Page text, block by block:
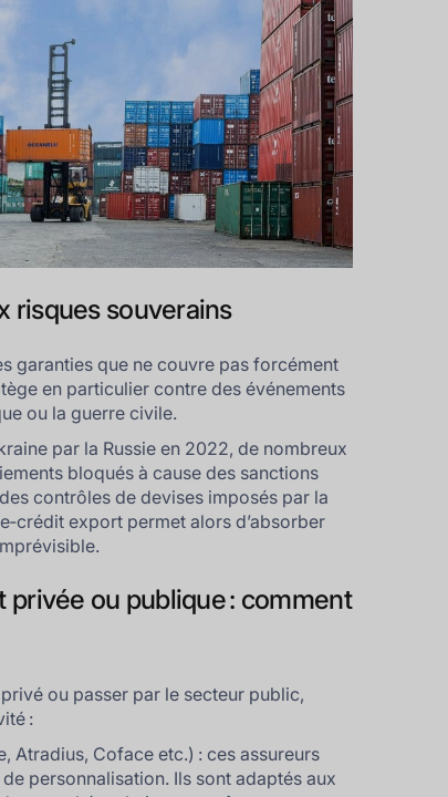
risques souverains
garanties que ne couvre pas forcément
en particulier contre des événements
ou la guerre civile.
par la Russie en 2022, de nombreux
bloqués à cause des sanctions
contrôles de devises imposés par la
export permet alors d’absorber
privée ou publique : comment
ou passer par le secteur public,
:
Atradius, Coface etc.) : ces assureurs
personnalisation. Ils sont adaptés aux